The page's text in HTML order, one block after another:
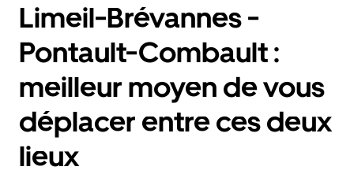
Limeil-Brévannes -
Pontault-Combault :
meilleur moyen de vous
déplacer entre ces deux
lieux